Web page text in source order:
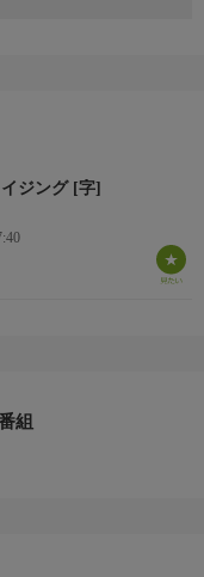
ウェイほか
ジング [字]
組